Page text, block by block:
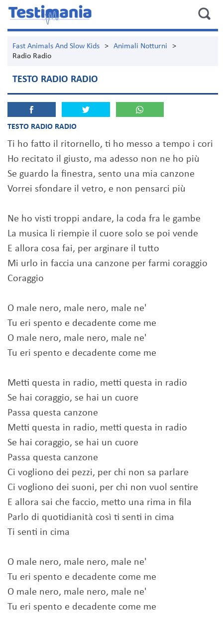
Fast Animals And Slow Kids > Animali Notturni
>
Radio Radio
TESTO RADIO RADIO
TESTO RADIO RADIO
Ti ho fatto il ritornello, ti ho messo a tempo i cori
Ho recitato il giusto, ma adesso non ne ho più
Se guardo la finestra, sento una mia canzone
Vorrei sfondare il vetro, e non pensarci più
Ne ho visti troppi andare, la coda fra le gambe
La musica li riempie il cuore solo se poi vende
E allora cosa fai, per arginare il tutto
Mi urlo in faccia una canzone per farmi coraggio
Coraggio
O male nero, male nero, male ne'
Tu eri spento e decadente come me
O male nero, male nero, male ne'
Tu eri spento e decadente come me
Metti questa in radio, metti questa in radio
Se hai coraggio, se hai un cuore
Passa questa canzone
Metti questa in radio, metti questa in radio
Se hai coraggio, se hai un cuore
Passa questa canzone
Ci vogliono dei pezzi, per chi non sa parlare
Ci vogliono dei suoni, per chi non vuol sentire
E allora sai che faccio, metto una rima in fila
Parlo di quotidianità così ti senti in cima
Ti senti in cima
O male nero, male nero, male ne'
Tu eri spento e decadente come me
O male nero, male nero, male ne'
Tu eri spento e decadente come me